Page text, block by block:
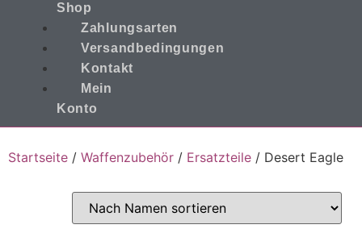
Shop
Zahlungsarten
Versandbedingungen
Kontakt
Mein
Konto
Startseite / Waffenzubehör / Ersatzteile / Desert Eagle